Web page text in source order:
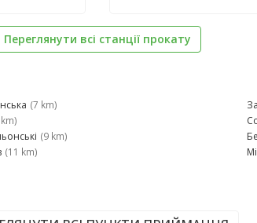
Переглянути всі станції прокату
(7 km)
(9 km)
(11 km)